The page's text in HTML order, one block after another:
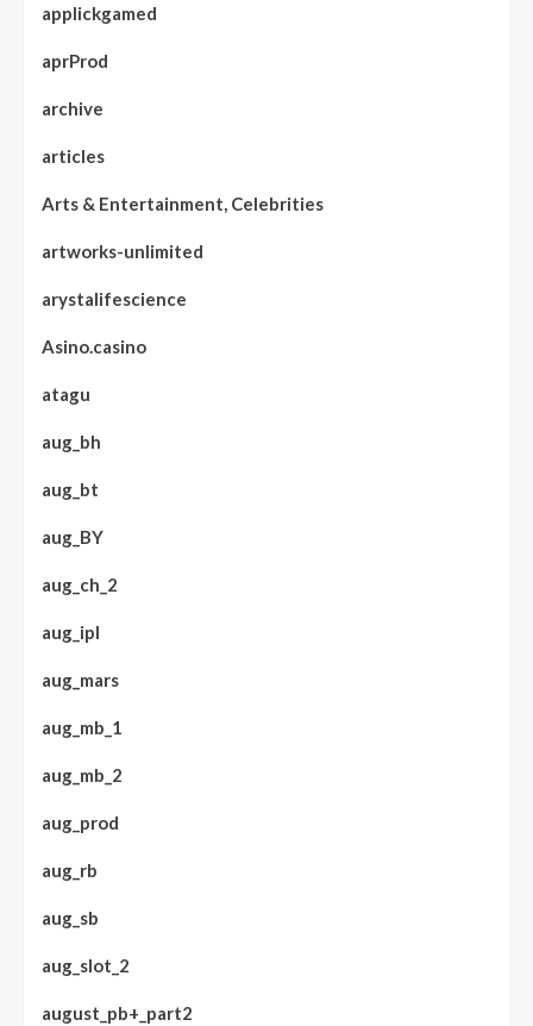
applickgamed
aprProd
archive
articles
Arts & Entertainment, Celebrities
artworks-unlimited
arystalifescience
Asino.casino
atagu
aug_bh
aug_bt
aug_BY
aug_ch_2
aug_ipl
aug_mars
aug_mb_1
aug_mb_2
aug_prod
aug_rb
aug_sb
aug_slot_2
august_pb+_part2